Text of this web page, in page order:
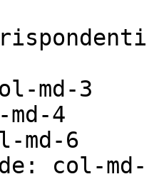
md-3
4
md-6
col-md-